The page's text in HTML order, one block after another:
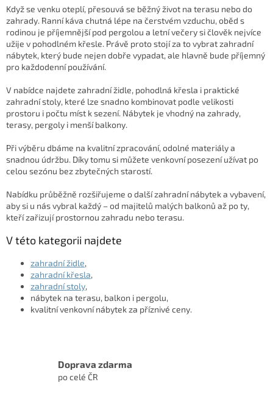
l
á
d
a
c
r
v
k
ý
p
i
u
Když se venku oteplí, přesouvá se běžný život na terasu nebo do
zahrady. Ranní káva chutná lépe na čerstvém vzduchu, oběd s
rodinou je příjemnější pod pergolou a letní večery si člověk nejvíce
užije v pohodlném křesle. Právě proto stojí za to vybrat zahradní
nábytek, který bude nejen dobře vypadat, ale hlavně bude příjemný
pro každodenní používání.
V nabídce najdete zahradní židle, pohodlná křesla i praktické
zahradní stoly, které lze snadno kombinovat podle velikosti
prostoru i počtu míst k sezení. Nábytek je vhodný na zahrady,
terasy, pergoly i menší balkony.
Při výběru dbáme na kvalitní zpracování, odolné materiály a
snadnou údržbu. Díky tomu si můžete venkovní posezení užívat po
celou sezónu bez zbytečných starostí.
Nabídku průběžně rozšiřujeme o další zahradní nábytek a vybavení,
aby si u nás vybral každý – od majitelů malých balkonů až po ty,
kteří zařizují prostornou zahradu nebo terasu.
V této kategorii najdete
zahradní židle,
zahradní křesla,
zahradní stoly,
nábytek na terasu, balkon i pergolu,
kvalitní venkovní nábytek za příznivé ceny.
Doprava zdarma
po celé ČR